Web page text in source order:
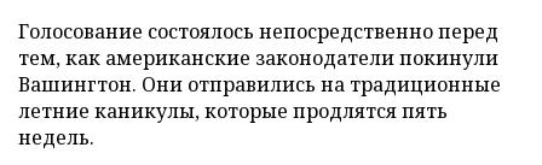
Голосование состоялось непосредственно перед
тем, как американские законодатели покинули
Вашингтон. Они отправились на традиционные
летние каникулы, которые продлятся пять
недель.